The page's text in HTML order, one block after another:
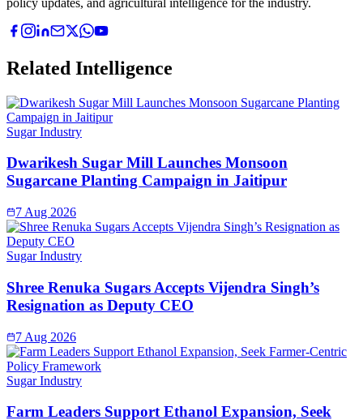
Related Intelligence
Sugar Industry
Dwarikesh Sugar Mill Launches Monsoon
Sugarcane Planting Campaign in Jaitipur
7 Aug 2026
Sugar Industry
Shree Renuka Sugars Accepts Vijendra Singh’s
Resignation as Deputy CEO
7 Aug 2026
Sugar Industry
Farm Leaders Support Ethanol Expansion, Seek